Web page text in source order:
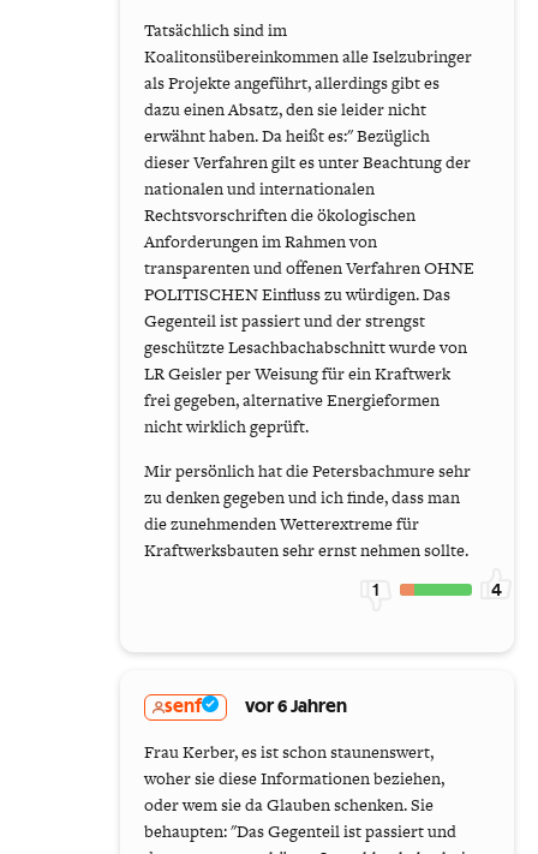
Tatsächlich sind im
Koalitonsübereinkommen alle Iselzubringer
als Projekte angeführt, allerdings gibt es
dazu einen Absatz, den sie leider nicht
erwähnt haben. Da heißt es:" Bezüglich
dieser Verfahren gilt es unter Beachtung der
nationalen und internationalen
Rechtsvorschriften die ökologischen
Anforderungen im Rahmen von
transparenten und offenen Verfahren OHNE
POLITISCHEN Einfluss zu würdigen. Das
Gegenteil ist passiert und der strengst
geschützte Lesachbachabschnitt wurde von
LR Geisler per Weisung für ein Kraftwerk
frei gegeben, alternative Energieformen
nicht wirklich geprüft.
Mir persönlich hat die Petersbachmure sehr
zu denken gegeben und ich finde, dass man
die zunehmenden Wetterextreme für
Kraftwerksbauten sehr ernst nehmen sollte.
1 4
senf vor 6 Jahren
Frau Kerber, es ist schon staunenswert,
woher sie diese Informationen beziehen,
oder wem sie da Glauben schenken. Sie
behaupten: "Das Gegenteil ist passiert und